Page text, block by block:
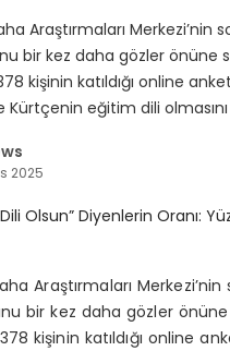
Araştırmaları
bir kez daha gözler önüne
kişinin katıldığı online
eğitim dili
2025
Araştırmaları
bir kez daha gözler
kişinin katıldığı online